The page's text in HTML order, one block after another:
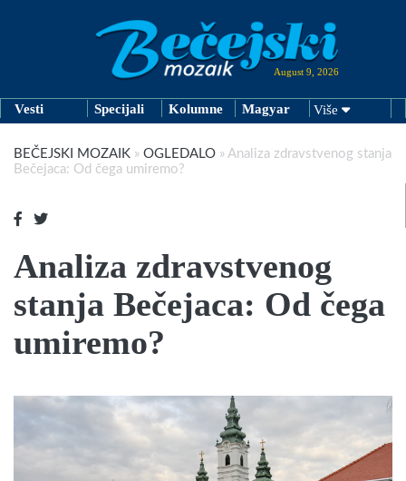
August 9, 2026
Vesti Specijali Kolumne Magyar Više
BEČEJSKI MOZAIK » OGLEDALO » Analiza zdravstvenog stanja
Bečejaca: Od čega umiremo?
Analiza zdravstvenog
stanja Bečejaca: Od čega
umiremo?